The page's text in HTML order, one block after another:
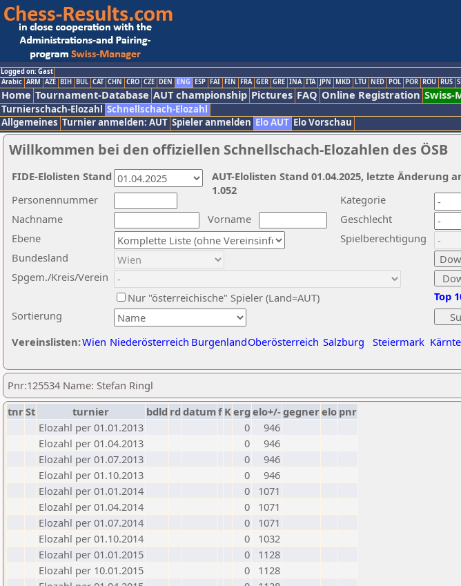
Logged on: Gast
Arabic ARM AZE BIH BUL CAT CHN CRO CZE DEN ENG ESP FAI FIN FRA GER GRE INA ITA JPN MKD LTU NED POL POR ROU RUS
Home Tournament-Database AUT championship Pictures FAQ Online Registration Swiss-
Turnierschach-Elozahl Schnellschach-Elozahl
Allgemeines Turnier anmelden: AUT Spieler anmelden Elo AUT Elo Vorschau
Willkommen bei den offiziellen Schnellschach-Elozahlen des ÖSB
Nachname
Vorname
Ebene
Kategorie
Sortierung
Personennummer
Bundesland
Spgem./Kreis/Verein
Geschlecht
Nur "österreichische" Spieler (Land=AUT)
Spielberechtigung
Vereinslisten:Wien Niederösterreich BurgenlandOberösterreich Salzburg Steiermark
Top
AUT-Elolisten Stand 01.04.2025, letzte Änderung
1.052
FIDE-Elolisten Stand
Pnr:125534 Name: Stefan Ringl
tnrSt turnier bdld rd datumf Kerg elo+/-gegnerelo pnr
Elozahl per 01.01.2013
0
946
Elozahl per 01.04.2013
0
946
Elozahl per 01.07.2013
0
946
Elozahl per 01.10.2013
0
946
Elozahl per 01.01.2014
0
1071
Elozahl per 01.04.2014
0
1071
Elozahl per 01.07.2014
0
1071
Elozahl per 01.10.2014
0
1032
Elozahl per 01.01.2015
0
1128
Elozahl per 10.01.2015
0
1128